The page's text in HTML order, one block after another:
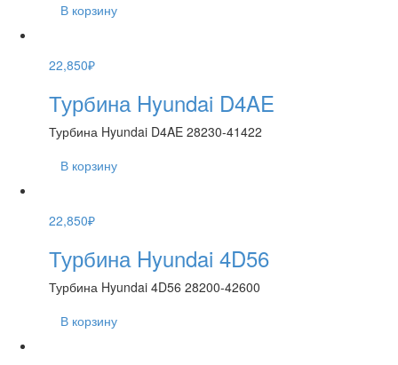
В корзину
22,850₽
Турбина Hyundai D4AE
Турбина Hyundai D4AE 28230-41422
В корзину
22,850₽
Турбина Hyundai 4D56
Турбина Hyundai 4D56 28200-42600
В корзину